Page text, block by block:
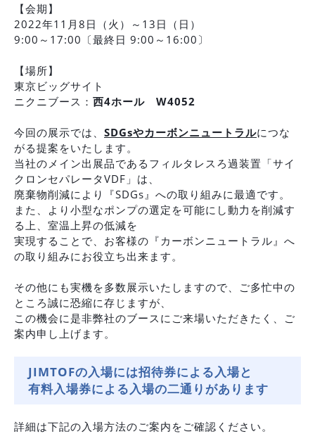
【会期】
2022年11月8日（火）～13日（日）
9:00～17:00〔最終日 9:00～16:00〕
【場所】
東京ビッグサイト
ニクニブース： 西4ホール W4052
今回の展示では、 SDGsやカーボンニュートラルにつな
がる提案をいたします。
当社のメイン出展品であるフィルタレスろ過装置「サイ
クロンセパレータVDF」は、
廃棄物削減により『SDGs』への取り組みに最適です。
また、より小型なポンプの選定を可能にし動力を削減す
る上、室温上昇の低減を
実現することで、お客様の『カーボンニュートラル』へ
の取り組みにお役立ち出来ます。
その他にも実機を多数展示いたしますので、ご多忙中の
ところ誠に恐縮に存じますが、
この機会に是非弊社のブースにご来場いただきたく、ご
案内申し上げます。
JIMTOFの入場には招待券による入場と
有料入場券による入場の二通りがあります
詳細は下記の入場方法のご案内をご確認ください。